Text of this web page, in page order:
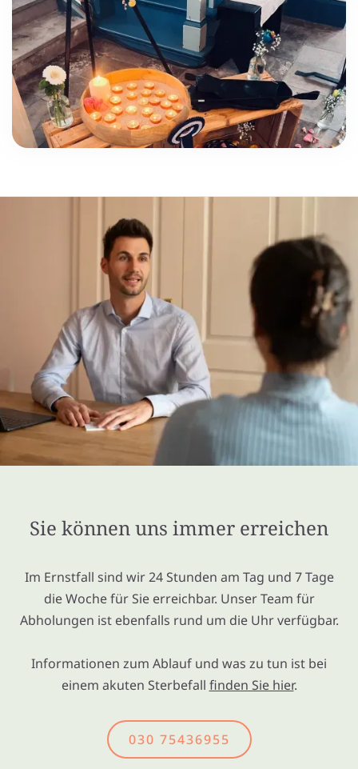
Sie können uns immer erreichen
Im Ernstfall sind wir 24 Stunden am Tag und 7 Tage
die Woche für Sie erreichbar. Unser Team für
Abholungen ist ebenfalls rund um die Uhr verfügbar.
Informationen zum Ablauf und was zu tun ist bei
einem akuten Sterbefall finden Sie hier.
030 75436955